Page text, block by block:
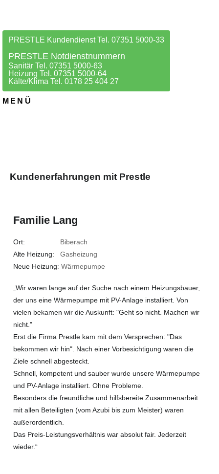
PRESTLE Kundendienst Tel. 07351 5000-33
PRESTLE Notdienstnummern
Sanitär Tel. 07351 5000-63
Heizung Tel. 07351 5000-64
Kälte/Klima Tel. 0178 25 404 27
MENÜ
Kundenerfahrungen mit Prestle
Familie Lang
Ort: Biberach
Alte Heizung: Gasheizung
Neue Heizung: Wärmepumpe
„Wir waren lange auf der Suche nach einem Heizungsbauer,
der uns eine Wärmepumpe mit PV-Anlage installiert. Von
vielen bekamen wir die Auskunft: "Geht so nicht. Machen wir
nicht."
Erst die Firma Prestle kam mit dem Versprechen: "Das
bekommen wir hin". Nach einer Vorbesichtigung waren die
Ziele schnell abgesteckt.
Schnell, kompetent und sauber wurde unsere Wärmepumpe
und PV-Anlage installiert. Ohne Probleme.
Besonders die freundliche und hilfsbereite Zusammenarbeit
mit allen Beteiligten (vom Azubi bis zum Meister) waren
außerordentlich.
Das Preis-Leistungsverhältnis war absolut fair. Jederzeit
wieder.“